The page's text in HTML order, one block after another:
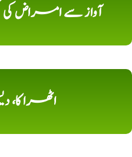
آواز سے امراض
اٹھرا کا،